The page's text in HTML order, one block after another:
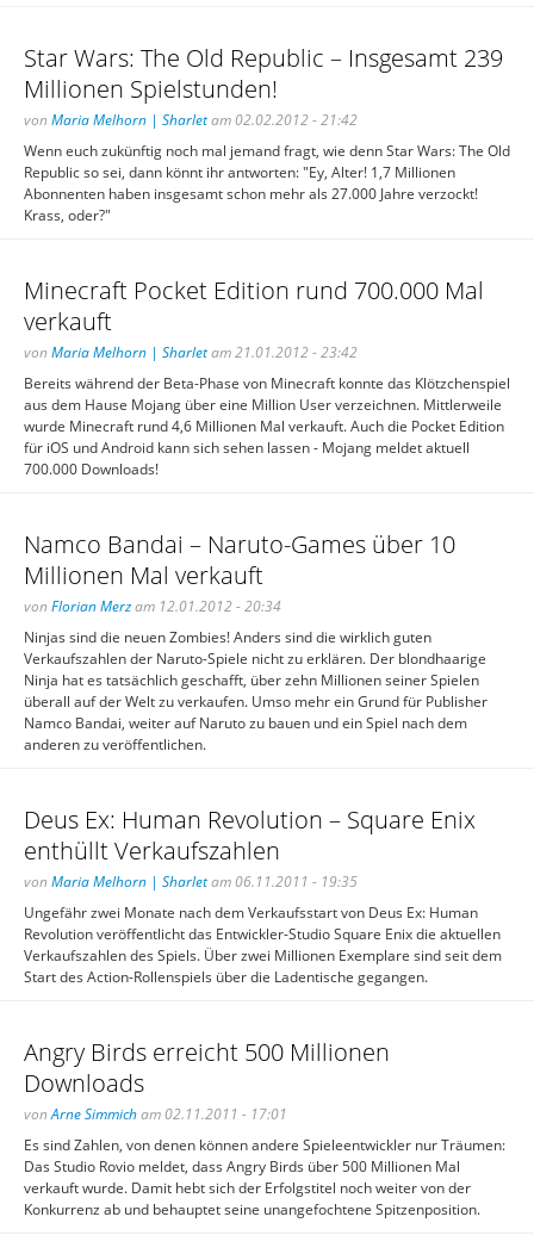
Star Wars: The Old Republic – Insgesamt 239
Millionen Spielstunden!
von Maria Melhorn | Sharletam 02.02.2012 - 21:42
Wenn euch zukünftig noch mal jemand fragt, wie denn Star Wars: The Old
Republic so sei, dann könnt ihr antworten: "Ey, Alter! 1,7 Millionen
Abonnenten haben insgesamt schon mehr als 27.000 Jahre verzockt!
Krass, oder?"
Minecraft Pocket Edition rund 700.000 Mal
verkauft
von Maria Melhorn | Sharletam 21.01.2012 - 23:42
Bereits während der Beta-Phase von Minecraft konnte das Klötzchenspiel
aus dem Hause Mojang über eine Million User verzeichnen. Mittlerweile
wurde Minecraft rund 4,6 Millionen Mal verkauft. Auch die Pocket Edition
für iOS und Android kann sich sehen lassen - Mojang meldet aktuell
700.000 Downloads!
Namco Bandai – Naruto-Games über 10
Millionen Mal verkauft
von Florian Merzam 12.01.2012 - 20:34
Ninjas sind die neuen Zombies! Anders sind die wirklich guten
Verkaufszahlen der Naruto-Spiele nicht zu erklären. Der blondhaarige
Ninja hat es tatsächlich geschafft, über zehn Millionen seiner Spielen
überall auf der Welt zu verkaufen. Umso mehr ein Grund für Publisher
Namco Bandai, weiter auf Naruto zu bauen und ein Spiel nach dem
anderen zu veröffentlichen.
Deus Ex: Human Revolution – Square Enix
enthüllt Verkaufszahlen
von Maria Melhorn | Sharletam 06.11.2011 - 19:35
Ungefähr zwei Monate nach dem Verkaufsstart von Deus Ex: Human
Revolution veröffentlicht das Entwickler-Studio Square Enix die aktuellen
Verkaufszahlen des Spiels. Über zwei Millionen Exemplare sind seit dem
Start des Action-Rollenspiels über die Ladentische gegangen.
Angry Birds erreicht 500 Millionen
Downloads
vonArne Simmicham 02.11.2011 - 17:01
Es sind Zahlen, von denen können andere Spieleentwickler nur Träumen:
Das Studio Rovio meldet, dass Angry Birds über 500 Millionen Mal
verkauft wurde. Damit hebt sich der Erfolgstitel noch weiter von der
Konkurrenz ab und behauptet seine unangefochtene Spitzenposition.